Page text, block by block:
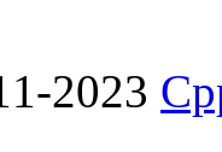
2023